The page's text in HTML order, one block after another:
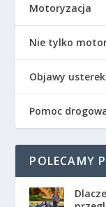
Motoryzacja
Nie tylko
Objawy
Pomoc
POLECAMY